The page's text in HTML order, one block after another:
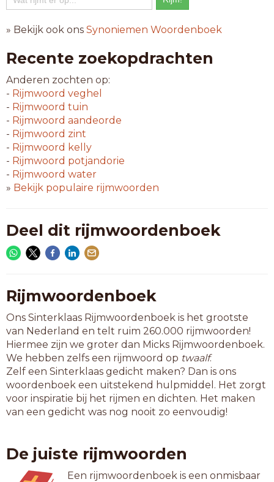
» Bekijk ook ons Synoniemen Woordenboek
Recente zoekopdrachten
Anderen zochten op:
- Rijmwoord veghel
- Rijmwoord tuin
- Rijmwoord aandeorde
- Rijmwoord zint
- Rijmwoord kelly
- Rijmwoord potjandorie
- Rijmwoord water
» Bekijk populaire rijmwoorden
Deel dit rijmwoordenboek
Rijmwoordenboek
Ons Sinterklaas Rijmwoordenboek is het grootste
van Nederland en telt ruim 260.000 rijmwoorden!
Hiermee zijn we groter dan Micks Rijmwoordenboek.
We hebben zelfs een rijmwoord op twaalf.
Zelf een Sinterklaas gedicht maken? Dan is ons
woordenboek een uitstekend hulpmiddel. Het zorgt
voor inspiratie bij het rijmen en dichten. Het maken
van een gedicht was nog nooit zo eenvoudig!
De juiste rijmwoorden
Een rijmwoordenboek is een onmisbaar